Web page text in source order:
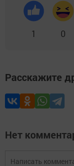
1 0
Расскажите
Нет